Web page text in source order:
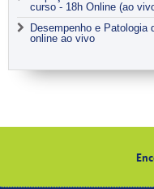
curso - 18h Online (ao
Desempenho e
online ao vivo